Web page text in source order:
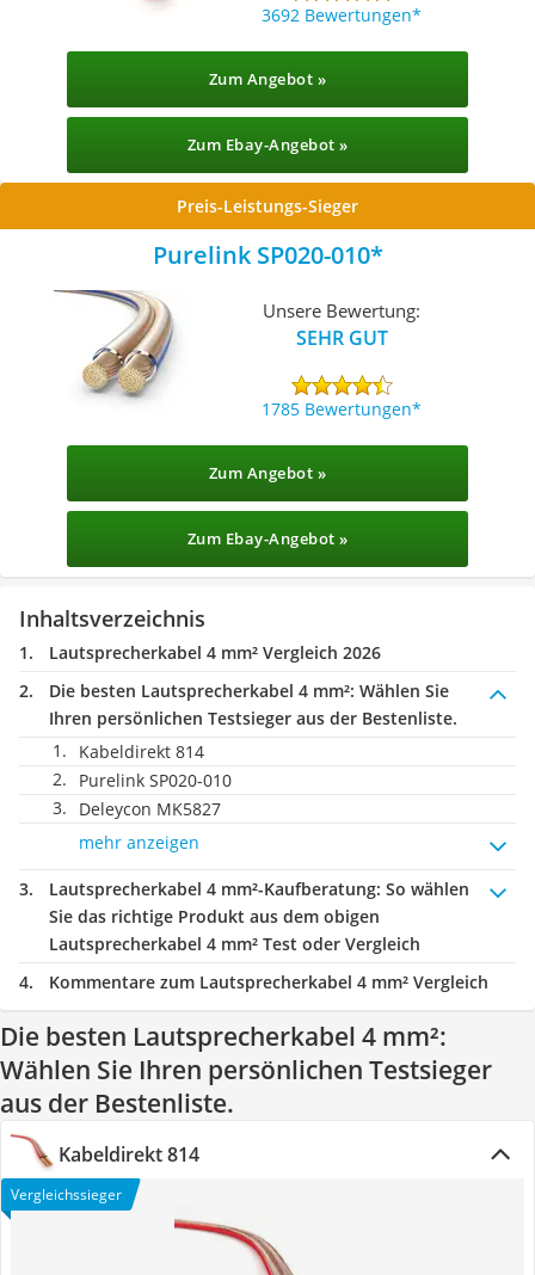
3692 Bewertungen
Zum Angebot »
Zum Ebay-Angebot »
Preis-Leistungs-Sieger
Purelink SP020-010
Unsere Bewertung:
SEHR GUT
1785 Bewertungen
Zum Angebot »
Zum Ebay-Angebot »
Inhaltsverzeichnis
Lautsprecherkabel 4 mm² Vergleich 2026
Die besten Lautsprecherkabel 4 mm²: Wählen Sie
Ihren persönlichen Testsieger aus der Bestenliste.
Kabeldirekt 814
Purelink SP020-010
Deleycon MK5827
mehr anzeigen
Lautsprecherkabel 4 mm²-Kaufberatung: So wählen
Sie das richtige Produkt aus dem obigen
Lautsprecherkabel 4 mm² Test oder Vergleich
Kommentare zum Lautsprecherkabel 4 mm² Vergleich
Die besten Lautsprecherkabel 4 mm²:
Wählen Sie Ihren persönlichen Testsieger
aus der Bestenliste.
Kabeldirekt 814
Vergleichssieger